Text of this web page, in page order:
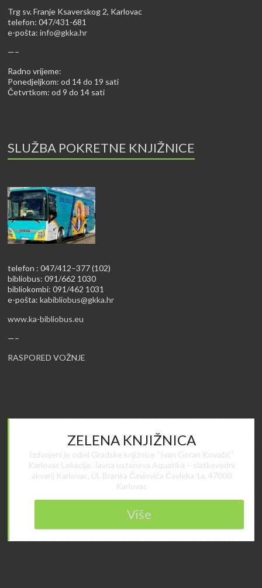
Trg sv. Franje Ksaverskog 2, Karlovac
telefon: 047/431-681
e-pošta:info@gkka.hr
—–
Radno vrijeme:
Ponedjeljkom: od 14 do 19 sati
Četvrtkom: od 9 do 14 sati
SLUŽBA POKRETNE KNJIŽNICE
telefon : 047/412–377 (102)
bibliobus: 091/662 1030
bibliokombi: 091/462 1031
e-pošta:kabibliobus@gkka.hr
www.ka-bibliobus.eu
—–
RASPORED VOŽNJE
ZELENA KNJIŽNICA
Izdvojeni je odjel Gradske knjižnice “Ivan Goran Kovačić”
Karlovac Lokacija: Javna ustanova Aquatika – slatkovodni
akvarij Karlovac, Ul. Branka Čavlovića Čavleka 1a, 47000
Karlovac
Više